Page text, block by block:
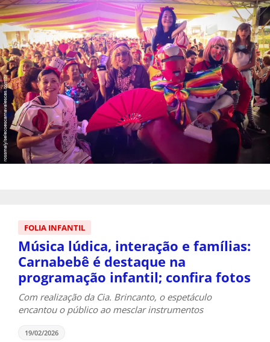
FOLIA INFANTIL
Música lúdica, interação e famílias:
Carnabebê é destaque na
programação infantil; confira fotos
Com realização da Cia. Brincanto, o espetáculo
encantou o público ao mesclar instrumentos
19/02/2026